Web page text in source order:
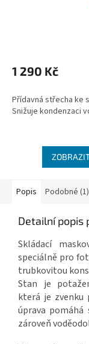
1 290 Kč
Přídavná střecha ke
Snižuje kondenzaci
Popis Podobné (1)
Detailní popis
Skládací
speciálně pro
trubkovitou
Stan je
která je zvenku
úprava
zároveň